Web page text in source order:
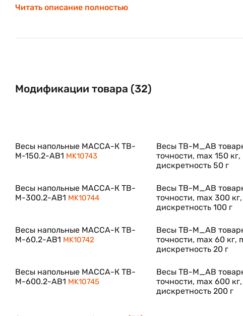
Читать описание полностью
Модификации товара (32)
Весы напольные МАССА-К TB-
M-150.2-АB1 MK10743
Весы TB-M_AB
точности, max 150
дискретность 50 г
Весы напольные МАССА-К TB-
M-300.2-АB1 MK10744
Весы TB-M_AB
точности, max 300
дискретность 100 г
Весы напольные МАССА-К TB-
M-60.2-АB1 MK10742
Весы TB-M_AB
точности, max 60 кг,
дискретность 20 г
Весы напольные МАССА-К TB-
M-600.2-АB1 MK10745
Весы TB-M_AB
точности, max 600
дискретность 200 г